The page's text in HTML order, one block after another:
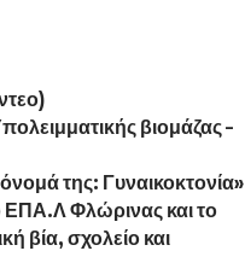
βιομάζας –
της: Γυναικοκτονία»
ΕΠΑ.Λ Φλώρινας και το
βία, σχολείο και